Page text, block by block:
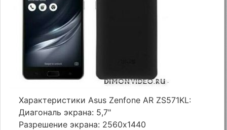
Характеристики Asus Zenfone AR ZS571KL:
Диагональ экрана: 5,7"
Разрешение экрана: 2560х1440